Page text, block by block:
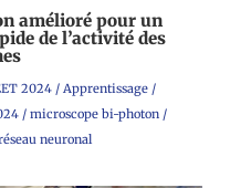
amélioré pour un
de l’activité des
2024 / Apprentissage /
/ microscope bi-photon /
neuronal